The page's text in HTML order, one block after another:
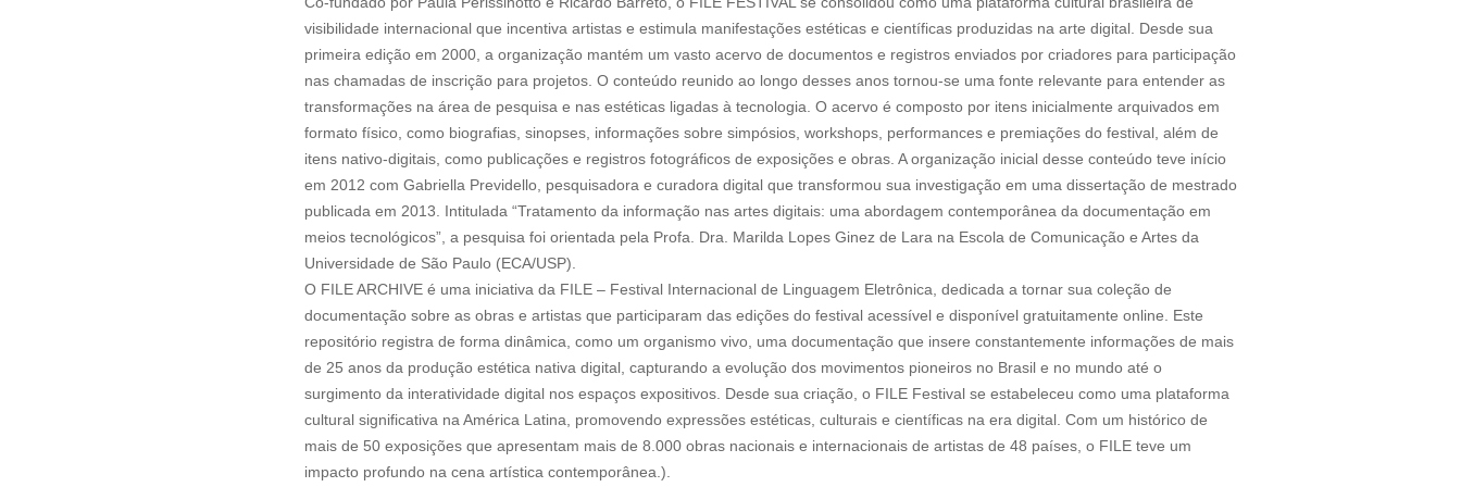
visibilidade internacional que incentiva artistas e estimula manifestações estéticas e científicas produzidas na arte digital. Desde sua
primeira edição em 2000, a organização mantém um vasto acervo de documentos e registros enviados por criadores para participação
nas chamadas de inscrição para projetos. O conteúdo reunido ao longo desses anos tornou-se uma fonte relevante para entender as
transformações na área de pesquisa e nas estéticas ligadas à tecnologia. O acervo é composto por itens inicialmente arquivados em
formato físico, como biografias, sinopses, informações sobre simpósios, workshops, performances e premiações do festival, além de
itens nativo-digitais, como publicações e registros fotográficos de exposições e obras. A organização inicial desse conteúdo teve início
em 2012 com Gabriella Previdello, pesquisadora e curadora digital que transformou sua investigação em uma dissertação de mestrado
publicada em 2013. Intitulada “Tratamento da informação nas artes digitais: uma abordagem contemporânea da documentação em
meios tecnológicos”, a pesquisa foi orientada pela Profa. Dra. Marilda Lopes Ginez de Lara na Escola de Comunicação e Artes da
Universidade de São Paulo (ECA/USP).
O FILE ARCHIVE é uma iniciativa da FILE – Festival Internacional de Linguagem Eletrônica, dedicada a tornar sua coleção de
documentação sobre as obras e artistas que participaram das edições do festival acessível e disponível gratuitamente online. Este
repositório registra de forma dinâmica, como um organismo vivo, uma documentação que insere constantemente informações de mais
de 25 anos da produção estética nativa digital, capturando a evolução dos movimentos pioneiros no Brasil e no mundo até o
surgimento da interatividade digital nos espaços expositivos. Desde sua criação, o FILE Festival se estabeleceu como uma plataforma
cultural significativa na América Latina, promovendo expressões estéticas, culturais e científicas na era digital. Com um histórico de
mais de 50 exposições que apresentam mais de 8.000 obras nacionais e internacionais de artistas de 48 países, o FILE teve um
impacto profundo na cena artística contemporânea.).